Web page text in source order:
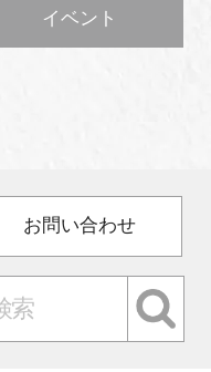
イベント
お問い合わせ